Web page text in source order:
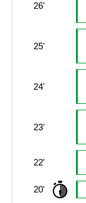
26'
25'
24'
23'
22'
20'